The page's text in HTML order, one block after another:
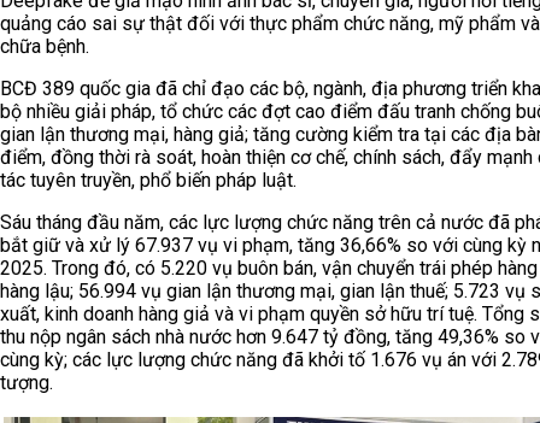
quảng cáo sai sự thật đối với thực phẩm chức năng, mỹ phẩm
chữa bệnh.
BCĐ 389 quốc gia đã chỉ đạo các bộ, ngành, địa phương triển
bộ nhiều giải pháp, tổ chức các đợt cao điểm đấu tranh chống
gian lận thương mại, hàng giả; tăng cường kiểm tra tại các địa
điểm, đồng thời rà soát, hoàn thiện cơ chế, chính sách, đẩy mạnh
tác tuyên truyền, phổ biến pháp luật.
Sáu tháng đầu năm, các lực lượng chức năng trên cả nước đã
bắt giữ và xử lý 67.937 vụ vi phạm, tăng 36,66% so với cùng kỳ
2025. Trong đó, có 5.220 vụ buôn bán, vận chuyển trái phép
hàng lậu; 56.994 vụ gian lận thương mại, gian lận thuế; 5.723 vụ
xuất, kinh doanh hàng giả và vi phạm quyền sở hữu trí tuệ. Tổng
thu nộp ngân sách nhà nước hơn 9.647 tỷ đồng, tăng 49,36% so
cùng kỳ; các lực lượng chức năng đã khởi tố 1.676 vụ án với
tượng.